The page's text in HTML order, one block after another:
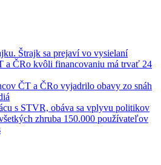
Štrajk sa prejaví vo vysielaní
a ČRo kvôli financovaniu má trvať 24
ČT a ČRo vyjadrilo obavy zo snáh
s STVR, obáva sa vplyvu politikov
zhruba 150.000 používateľov